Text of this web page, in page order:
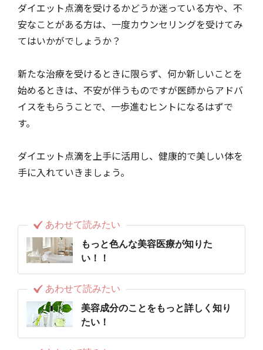
ダイエット点滴を受けるかどうか迷っている方や、不
安なことがある方は、一度カウンセリングを受けてみ
てはいかがでしょうか？
新たな治療を受けるときに限らず、何か新しいことを
始めるときは、不安が伴うものですが医師からアドバ
イスをもらうことで、一歩進むヒントになるはずで
す。
ダイエット点滴を上手に活用し、健康的で美しい体を
手に入れていきましょう。
あわせて読みたい
もっと色んな美容医療が知りた
い！！
あわせて読みたい
美容成分のことをもっと詳しく知り
たい！